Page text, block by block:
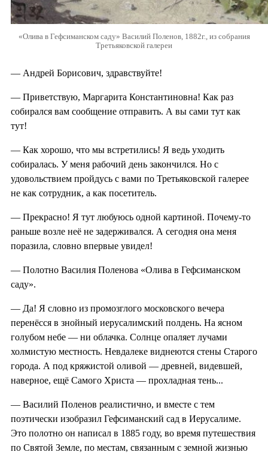
«Олива в Гефсиманском саду» Василий Поленов, 1882г., из собрания
Третьяковской галереи
— Андрей Борисович, здравствуйте!
— Приветствую, Маргарита Константиновна! Как раз
собирался вам сообщение отправить. А вы сами тут как
тут!
— Как хорошо, что мы встретились! Я ведь уходить
собиралась. У меня рабочий день закончился. Но с
удовольствием пройдусь с вами по Третьяковской галерее
не как сотрудник, а как посетитель.
— Прекрасно! Я тут любуюсь одной картиной. Почему-то
раньше возле неё не задерживался. А сегодня она меня
поразила, словно впервые увидел!
— Полотно Василия Поленова «Олива в Гефсиманском
саду».
— Да! Я словно из промозглого московского вечера
перенёсся в знойный иерусалимский полдень. На ясном
голубом небе — ни облачка. Солнце опаляет лучами
холмистую местность. Невдалеке виднеются стены Старого
города. А под кряжистой оливой — древней, видевшей,
наверное, ещё Самого Христа — прохладная тень...
— Василий Поленов реалистично, и вместе с тем
поэтически изобразил Гефсиманский сад в Иерусалиме.
Это полотно он написал в 1885 году, во время путешествия
по Святой Земле, по местам, связанным с земной жизнью